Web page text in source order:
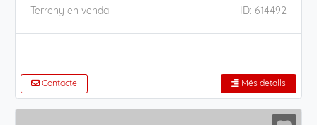
Terreny en venda ID: 614492
Contacte Més detalls